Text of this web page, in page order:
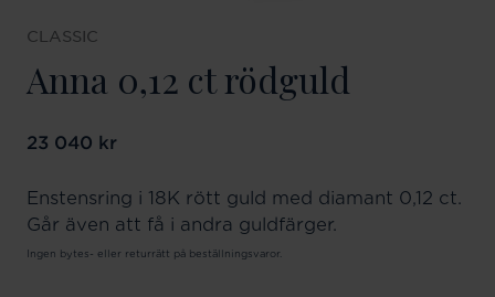
CLASSIC
Anna 0,12 ct rödguld
Pris:23 040 kr
23 040 kr
Enstensring i 18K rött guld med diamant 0,12 ct.
Går även att få i andra guldfärger.
Ingen bytes- eller returrätt på beställningsvaror.